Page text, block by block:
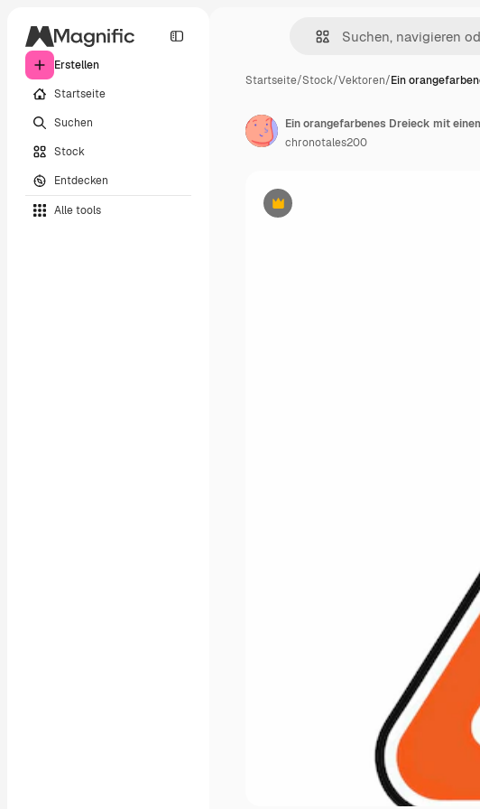
Erstellen
Startseite
Suchen
Stock
Entdecken
Alle tools
Startseite/Stock/Vektoren/Ein
Premium
Ein orangefarbenes Dreieck mit
chronotales200